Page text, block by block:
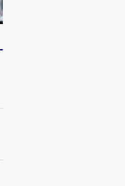
对话】华住集团
不靠规模取胜，华